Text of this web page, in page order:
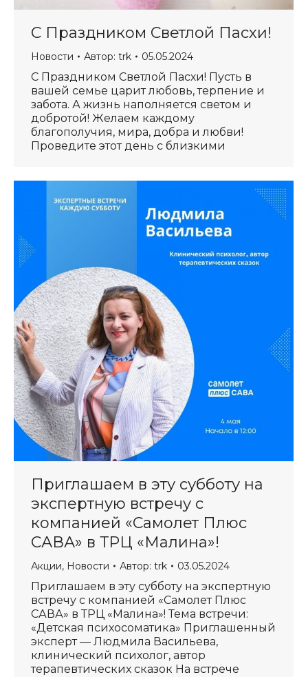
С Праздником Светлой Пасхи!
Новости Автор: trk 05.05.2024
С Праздником Светлой Пасхи! Пусть в
вашей семье царит любовь, терпение и
забота. А жизнь наполняется светом и
добротой! Желаем каждому
благополучия, мира, добра и любви!
Проведите этот день с близкими
Приглашаем в эту субботу на
экспертную встречу с
компанией «Самолет Плюс
САВА» в ТРЦ «Малина»!
Акции, Новости Автор: trk 03.05.2024
Приглашаем в эту субботу на экспертную
встречу с компанией «Самолет Плюс
САВА» в ТРЦ «Малина»! Тема встречи:
«Детская психосоматика» Приглашенный
эксперт — Людмила Васильева,
клинический психолог, автор
терапевтических сказок На встрече